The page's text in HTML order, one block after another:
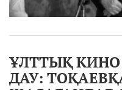
ҰЛТТЫҚ КИНО
ДАУ: